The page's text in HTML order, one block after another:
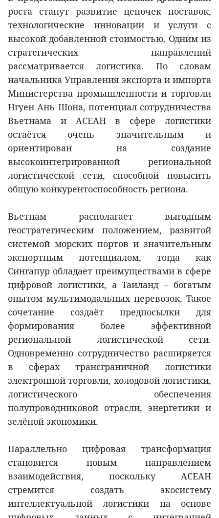
роста станут развитие цепочек поставок,
технологические инновации и услуги с
высокой добавленной стоимостью. Одним из
стратегических направлений
рассматривается логистика. По словам
начальника Управления экспорта и импорта
Министерства промышленности и торговли
Нгуен Ань Шона, потенциал сотрудничества
Вьетнама и АСЕАН в сфере логистики
остаётся очень значительным и
ориентирован на создание
высокоинтегрированной региональной
логистической сети, способной повысить
общую конкурентоспособность региона.
Вьетнам располагает выгодным
геостратегическим положением, развитой
системой морских портов и значительным
экспортным потенциалом, тогда как
Сингапур обладает преимуществами в сфере
цифровой логистики, а Таиланд – богатым
опытом мультимодальных перевозок. Такое
сочетание создаёт предпосылки для
формирования более эффективной
региональной логистической сети.
Одновременно сотрудничество расширяется
в сферах трансграничной логистики
электронной торговли, холодовой логистики,
логистического обеспечения
полупроводниковой отрасли, энергетики и
зелёной экономики.
Параллельно цифровая трансформация
становится новым направлением
взаимодействия, поскольку АСЕАН
стремится создать экосистему
интеллектуальной логистики на основе